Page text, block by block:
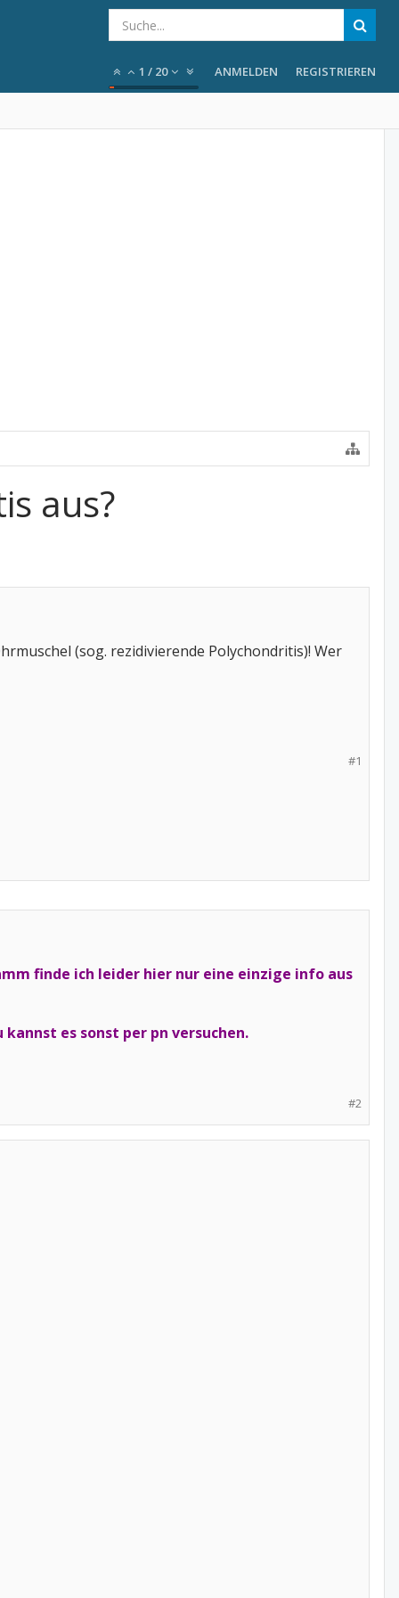
1 / 20 ANMELDEN REGISTRIEREN
aus?
(sog. rezidivierende Polychondritis)! Wer
#1
finde ich leider hier nur eine einzige info aus
es sonst per pn versuchen.
#2